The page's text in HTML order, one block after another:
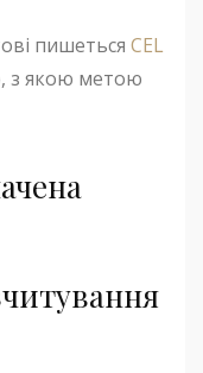
пишеться CEL
з якою метою